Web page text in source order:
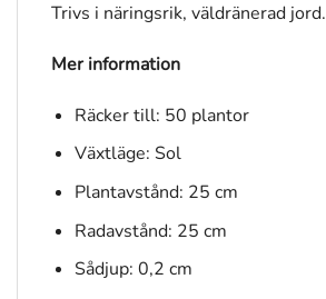
Trivs i näringsrik, väldränerad jord.
Mer information
Räcker till: 50 plantor
Växtläge: Sol
Plantavstånd: 25 cm
Radavstånd: 25 cm
Sådjup: 0,2 cm